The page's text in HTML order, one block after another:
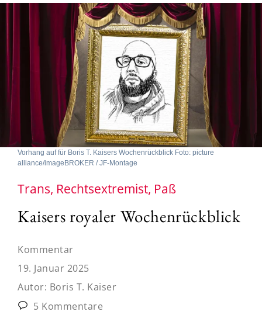
Vorhang auf für Boris T. Kaisers Wochenrückblick Foto: picture
alliance/imageBROKER / JF-Montage
Trans, Rechtsextremist, Paß
Kaisers royaler Wochenrückblick
Kommentar
19. Januar 2025
Autor: Boris T. Kaiser
5 Kommentare